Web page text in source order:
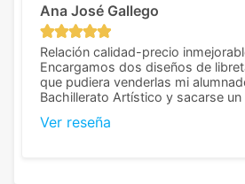
Ana José Gallego
Relación calidad-precio
Encargamos dos diseños de
que pudiera venderlas mi
Bachillerato Artístico y sacarse un
diferencia, con libretas de muy
Ver reseña